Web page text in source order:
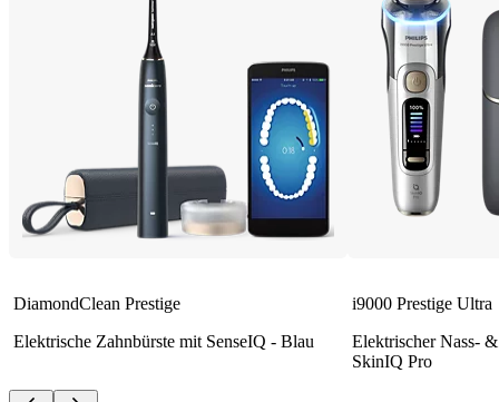
DiamondClean Prestige
Elektrische Zahnbürste mit SenseIQ - Blau
i9000 Prestige Ultra
Elektrischer Nass-
SkinIQ Pro